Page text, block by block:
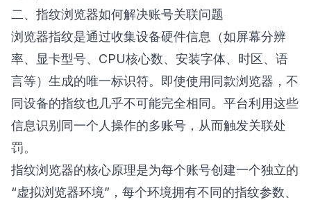
二、指纹浏览器如何解决账号关联问题
浏览器指纹是通过收集设备硬件信息（如屏幕分辨
率、显卡型号、CPU核心数、安装字体、时区、语
言等）生成的唯一标识符。即使使用同款浏览器，不
同设备的指纹也几乎不可能完全相同。平台利用这些
信息识别同一个人操作的多账号，从而触发关联处
罚。
指纹浏览器的核心原理是为每个账号创建一个独立的
“虚拟浏览器环境”，每个环境拥有不同的指纹参数、